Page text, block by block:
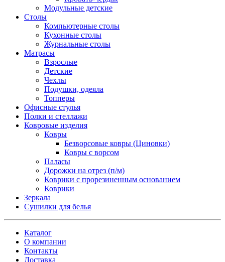
Модульные детские
Столы
Компьютерные столы
Кухонные столы
Журнальные столы
Матрасы
Взрослые
Детские
Чехлы
Подушки, одеяла
Топперы
Офисные стулья
Полки и стеллажи
Ковровые изделия
Ковры
Безворсовые ковры (Циновки)
Ковры с ворсом
Паласы
Дорожки на отрез (п/м)
Коврики с прорезиненным основанием
Коврики
Зеркала
Сушилки для белья
Каталог
О компании
Контакты
Доставка